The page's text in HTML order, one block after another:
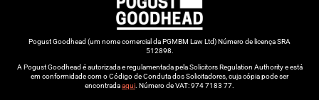
Pogust Goodhead (um nome comercial da PGMBM Law Ltd) Número de licença SRA
512898.
A Pogust Goodhead é autorizada e regulamentada pela Solicitors Regulation Authority e está
em conformidade com o Código de Conduta dos Solicitadores, cuja cópia pode ser
encontradaaqui . Número de VAT: 974 7183 77.